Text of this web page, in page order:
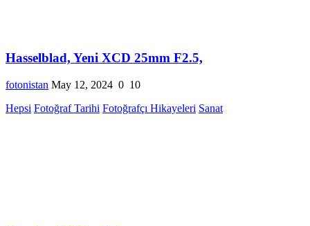
Hasselblad, Yeni XCD 25mm F2.5,
fotonistan May 12, 2024 0 10
Hepsi Fotoğraf Tarihi Fotoğrafçı Hikayeleri Sanat